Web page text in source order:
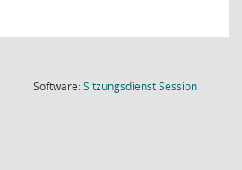
Software:SitzungsdienstSession(Wird in